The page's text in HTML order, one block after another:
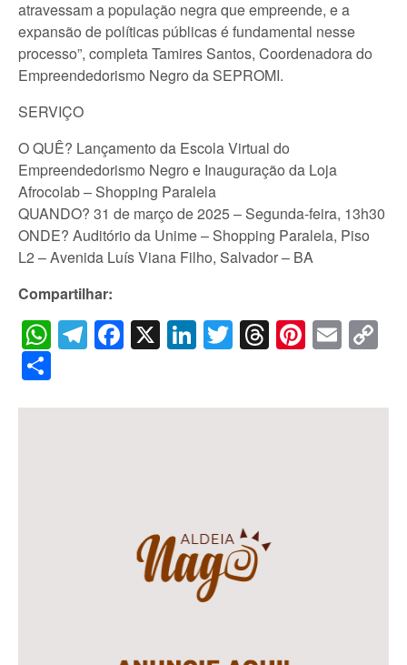
atravessam a população negra que empreende, e a
expansão de políticas públicas é fundamental nesse
processo”, completa Tamires Santos, Coordenadora do
Empreendedorismo Negro da SEPROMI.
SERVIÇO
O QUÊ? Lançamento da Escola Virtual do
Empreendedorismo Negro e Inauguração da Loja
Afrocolab – Shopping Paralela
QUANDO? 31 de março de 2025 – Segunda-feira, 13h30
ONDE? Auditório da Unime – Shopping Paralela, Piso
L2 – Avenida Luís Viana Filho, Salvador – BA
Compartilhar:
WhatsApp
Telegram
Facebook
X LinkedIn
Twitter
Threads